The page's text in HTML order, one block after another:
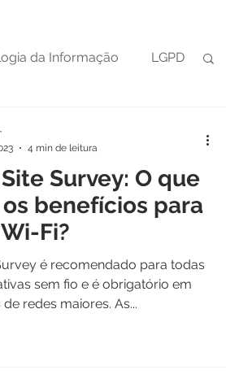
da Informação LGPD
Survey: O que
benefícios para
Fi?
é recomendado para todas
sem fio e é obrigatório em
redes maiores. As...
4 min de leitura